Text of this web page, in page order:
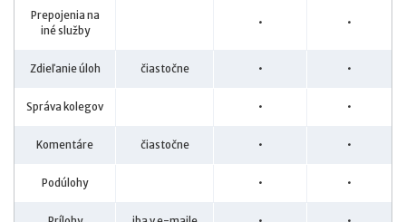
Prepojenia na
iné služby
• •
Zdieľanie úloh čiastočne • •
Správa kolegov • •
Komentáre čiastočne • •
Podúlohy • •